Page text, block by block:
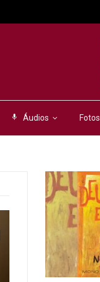
mic Áudios Fotos